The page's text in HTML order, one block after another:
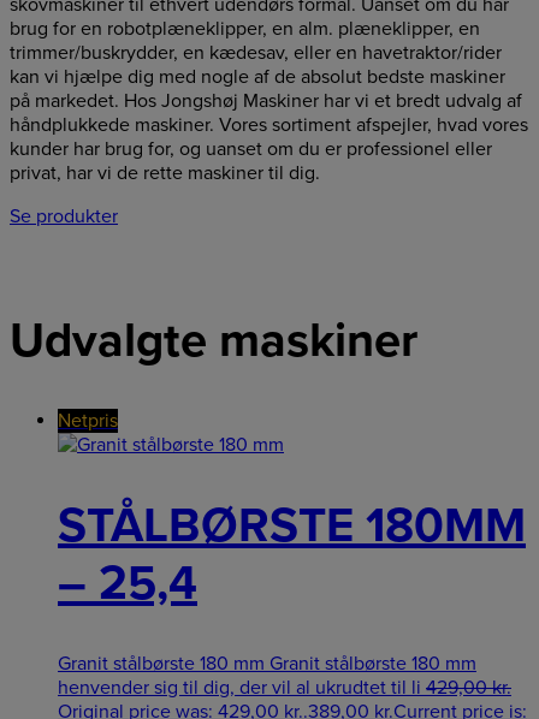
brug for en robotplæneklipper, en alm. plæneklipper, en
trimmer/buskrydder, en kædesav, eller en havetraktor/rider
kan vi hjælpe dig med nogle af de absolut bedste maskiner
på markedet. Hos Jongshøj Maskiner har vi et bredt udvalg af
håndplukkede maskiner. Vores sortiment afspejler, hvad vores
kunder har brug for, og uanset om du er professionel eller
privat, har vi de rette maskiner til dig.
Se produkter
Udvalgte maskiner
Netpris
STÅLBØRSTE 180MM
– 25,4
Granit stålbørste 180 mm Granit stålbørste 180 mm
henvender sig til dig, der vil al ukrudtet til li 429,00kr.
Original price was: 429,00 kr..389,00 kr.Current price is: